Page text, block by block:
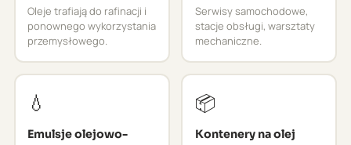
Oleje trafiają do rafinacji i
ponownego wykorzystania
przemysłowego.
Serwisy samochodowe,
stacje obsługi, warsztaty
mechaniczne.
💧
Emulsje olejowo-
📦
Kontenery na olej